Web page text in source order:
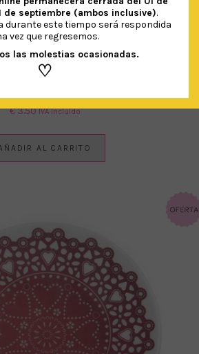
LETRAS ‘FELICIDADES’
€3.50 IVA Incluido
AL CARRITO
de septiembre (ambos inclusive).
durante este tiempo será respondida
vez que regresemos.
las molestias ocasionadas.
♡